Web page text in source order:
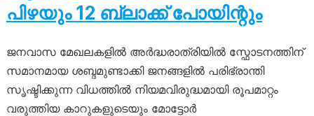
പിഴയും 12 ബ്ലാക്ക് പോയിന്റും
ജനവാസ മേഖലകളിൽ അർദ്ധരാത്രിയിൽ സ്ഫോടനത്തിന്
സമാനമായ ശബ്ദമുണ്ടാക്കി ജനങ്ങളിൽ പരിഭ്രാന്തി
സൃഷ്ടിക്കുന്ന വിധത്തിൽ നിയമവിരുദ്ധമായി രൂപമാറ്റം
വരുത്തിയ കാറുകളുടെയും മോട്ടോർ